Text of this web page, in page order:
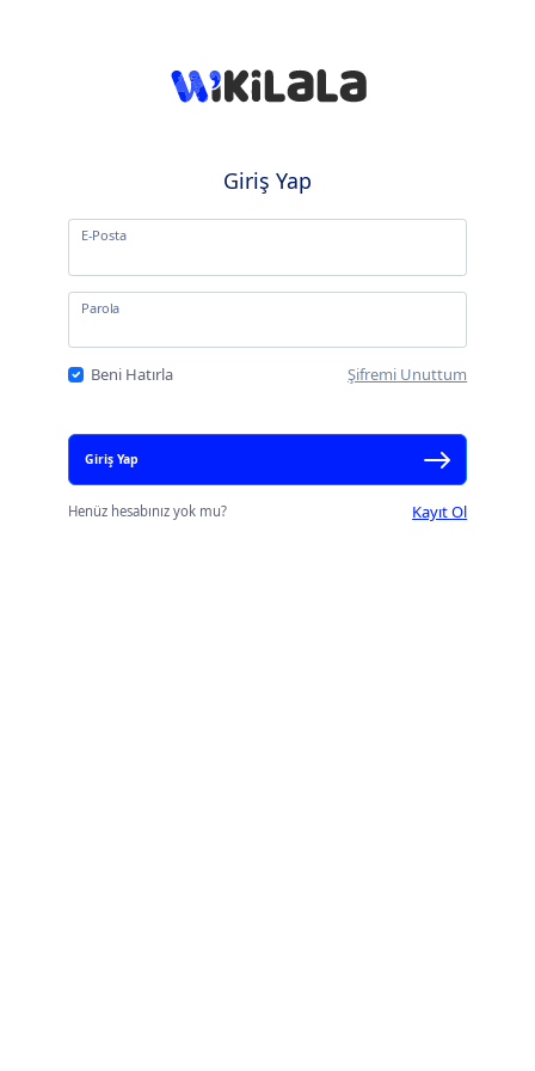
Giriş Yap
E-Posta
Parola
Beni Hatırla Şifremi Unuttum
Giriş Yap
Henüz hesabınız yok mu? Kayıt Ol